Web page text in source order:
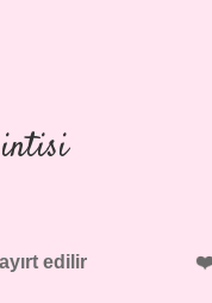
edilir